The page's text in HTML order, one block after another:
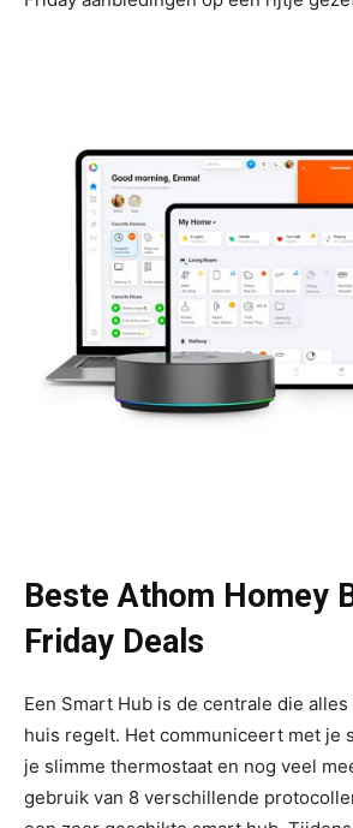
Beste Athom Homey
Friday Deals
Een Smart Hub is de centrale die
huis regelt. Het communiceert met je
je slimme thermostaat en nog veel
gebruik van 8 verschillende